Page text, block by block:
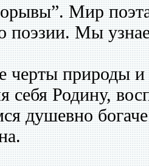
Мир
поэзии. Мы
черты природы
себя Родину,
душевно